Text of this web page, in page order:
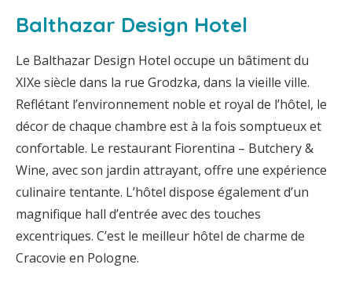
Balthazar Design Hotel
Le Balthazar Design Hotel occupe un bâtiment du
XIXe siècle dans la rue Grodzka, dans la vieille ville.
Reflétant l’environnement noble et royal de l’hôtel, le
décor de chaque chambre est à la fois somptueux et
confortable. Le restaurant Fiorentina – Butchery &
Wine, avec son jardin attrayant, offre une expérience
culinaire tentante. L’hôtel dispose également d’un
magnifique hall d’entrée avec des touches
excentriques. C’est le meilleur hôtel de charme de
Cracovie en Pologne.